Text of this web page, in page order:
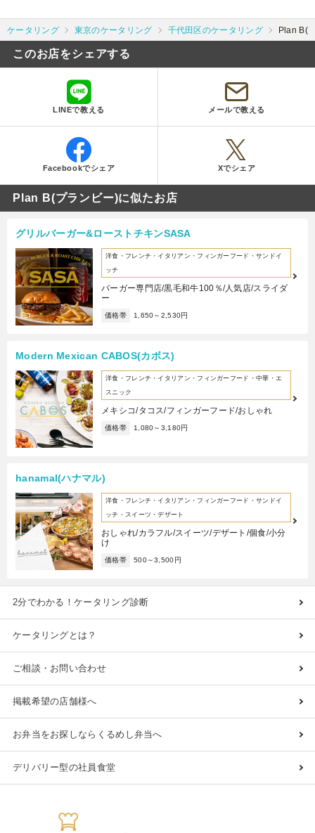
ケータリング 東京のケータリング 千代田区のケータリング Plan B(
このお店をシェアする
LINEで教える メールで教える
Facebookでシェア Xでシェア
Plan B(プランビー)に似たお店
グリルバーガー&ローストチキンSASA
洋食・フレンチ・イタリアン・フィンガーフード・サンドイ
ッチ
バーガー専門店/黒毛和牛100％/人気店/スライダ
ー
価格帯 1,650～2,530円
Modern Mexican CABOS(カボス)
洋食・フレンチ・イタリアン・フィンガーフード・中華・エ
スニック
メキシコ/タコス/フィンガーフード/おしゃれ
価格帯 1,080～3,180円
hanamal(ハナマル)
洋食・フレンチ・イタリアン・フィンガーフード・サンドイ
ッチ・スイーツ・デザート
おしゃれ/カラフル/スイーツ/デザート/個食/小分
け
価格帯 500～3,500円
2分でわかる！ケータリング診断
ケータリングとは？
ご相談・お問い合わせ
掲載希望の店舗様へ
お弁当をお探しならくるめし弁当へ
デリバリー型の社員食堂